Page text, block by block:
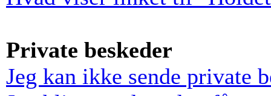
Private beskeder
Jeg kan ikke sende private